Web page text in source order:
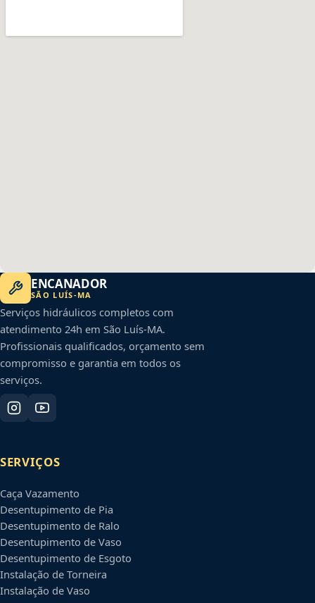
ENCANADOR
SÃO LUÍS-MA
Serviços hidráulicos completos com
atendimento 24h em São Luís-MA.
Profissionais qualificados, orçamento sem
compromisso e garantia em todos os
serviços.
SERVIÇOS
Caça Vazamento
Desentupimento de Pia
Desentupimento de Ralo
Desentupimento de Vaso
Desentupimento de Esgoto
Instalação de Torneira
Instalação de Vaso